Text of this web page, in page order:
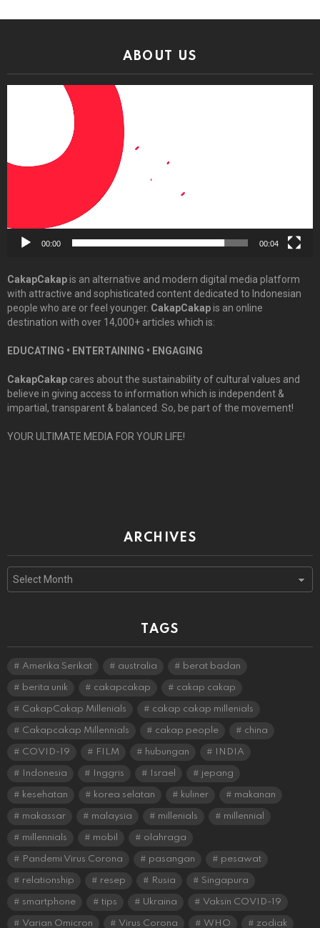
ABOUT US
00:00 00:04
CakapCakapis an alternative and modern digital media platform
with attractive and sophisticated content dedicated to Indonesian
people who are or feel younger. CakapCakapis an online
destination with over 14,000+ articles which is:
EDUCATING • ENTERTAINING • ENGAGING
CakapCakap cares about the sustainability of cultural values and
believe in giving access to information which is independent &
impartial, transparent & balanced. So, be part of the movement!
YOUR ULTIMATE MEDIA FOR YOUR LIFE!
ARCHIVES
Archives
TAGS
Amerika Serikat australia berat badan
berita unik cakapcakap cakap cakap
CakapCakap Millenials cakap cakap millenials
Cakapcakap Millennials cakap people china
COVID-19 FILM hubungan INDIA
Indonesia Inggris Israel jepang
kesehatan korea selatan kuliner makanan
makassar malaysia millenials millennial
millennials mobil olahraga
Pandemi Virus Corona pasangan pesawat
relationship resep Rusia Singapura
smartphone tips Ukraina Vaksin COVID-19
Varian Omicron Virus Corona WHO zodiak